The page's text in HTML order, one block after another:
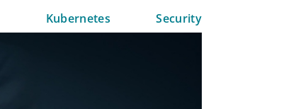
Kubernetes Security